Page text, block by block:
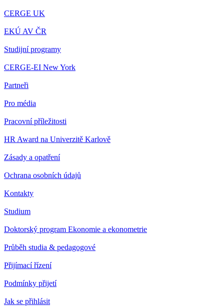
CERGE UK
EKÚ AV ČR
Studijní programy
CERGE-EI New York
Partneři
Pro média
Pracovní příležitosti
HR Award na Univerzitě Karlově
Zásady a opatření
Ochrana osobních údajů
Kontakty
Studium
Doktorský program Ekonomie a ekonometrie
Průběh studia & pedagogové
Přijímací řízení
Podmínky přijetí
Jak se přihlásit